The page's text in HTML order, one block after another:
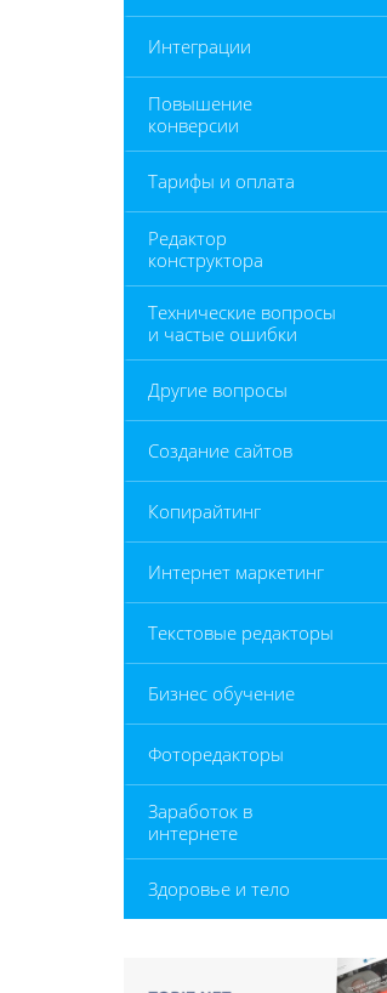
Интеграции
Повышение
конверсии
Тарифы и оплата
Редактор
конструктора
Технические вопросы
и частые ошибки
Другие вопросы
Создание сайтов
Копирайтинг
Интернет маркетинг
Текстовые редакторы
Бизнес обучение
Фоторедакторы
Заработок в
интернете
Здоровье и тело